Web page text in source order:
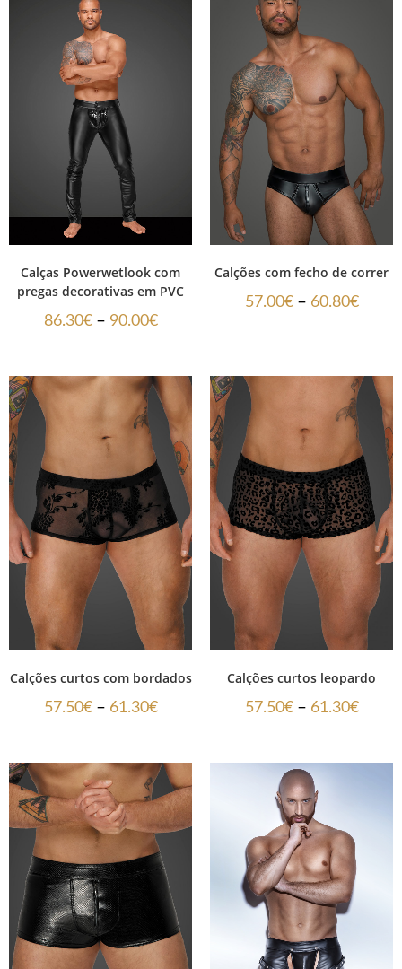
Calças Powerwetlook com
pregas decorativas em PVC
86.30€ – 90.00€
Calções com fecho de correr
57.00€ – 60.80€
Calções curtos com bordados
57.50€ – 61.30€
Calções curtos leopardo
57.50€ – 61.30€